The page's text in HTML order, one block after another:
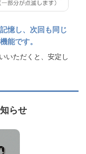
憶し、次回も同じ
能です。
いただくと、安定し
らせ